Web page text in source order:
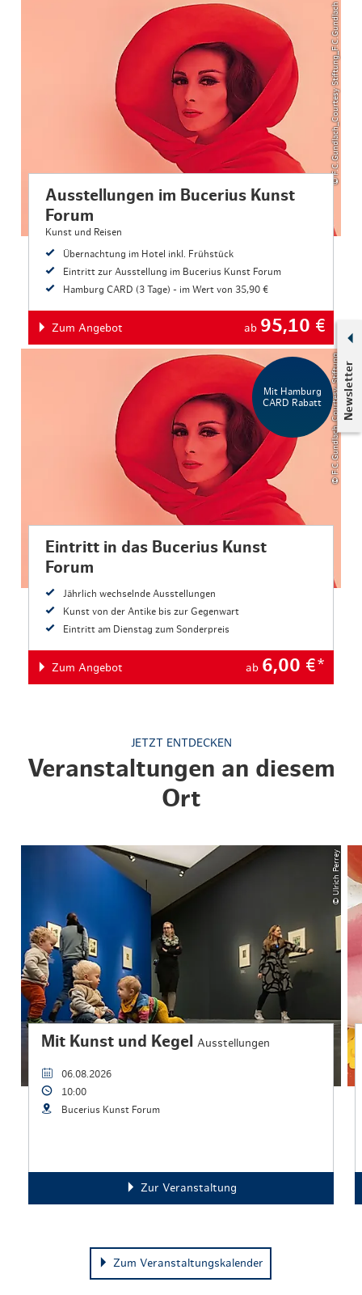
Newsletter
© F.C.Gundlach_Courtesy Stiftung_F.C.Gundlach
Ausstellungen im Bucerius Kunst
Forum
Kunst und Reisen
Übernachtung im Hotel inkl. Frühstück
Eintritt zur Ausstellung im Bucerius Kunst Forum
Hamburg CARD (3 Tage) - im Wert von 35,90 €
Zum Angebot ab 95,10 €
Mit Hamburg
CARD Rabatt
© F.C.Gundlach_Courtesy_Stiftung
Eintritt in das Bucerius Kunst
Forum
Jährlich wechselnde Ausstellungen
Kunst von der Antike bis zur Gegenwart
Eintritt am Dienstag zum Sonderpreis
Zum Angebot ab 6,00 €*
JETZT ENTDECKEN
Veranstaltungen an diesem
Ort
© Ulrich Perrey
Mit Kunst und Kegel Ausstellungen
06.08.2026
10:00
Bucerius Kunst Forum
Zur Veranstaltung
Zum Veranstaltungskalender